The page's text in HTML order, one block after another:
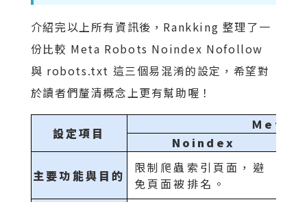
介紹完以上所有資訊後，Rankking 整理了一
份比較 Meta Robots Noindex Nofollow
與 robots.txt 這三個易混淆的設定，希望對
於讀者們釐清概念上更有幫助喔！
設定項目
Ｍeta
Noindex
主要功能與目的
限制爬蟲索引頁面，避
免頁面被排名。